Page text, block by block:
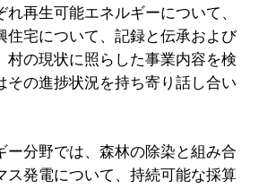
再生可能エネルギーについて、
住宅について、記録と伝承および
村の現状に照らした事業内容を検
その進捗状況を持ち寄り話し合い
分野では、森林の除染と組み合
ス発電について、持続可能な採算